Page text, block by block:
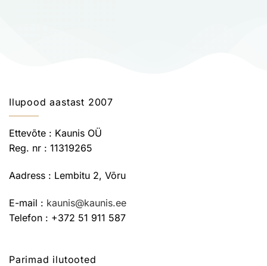
Ilupood aastast 2007
Ettevõte : Kaunis OÜ
Reg. nr : 11319265
Aadress : Lembitu 2, Võru
E-mail : kaunis@kaunis.ee
Telefon : +372 51 911 587
Parimad ilutooted